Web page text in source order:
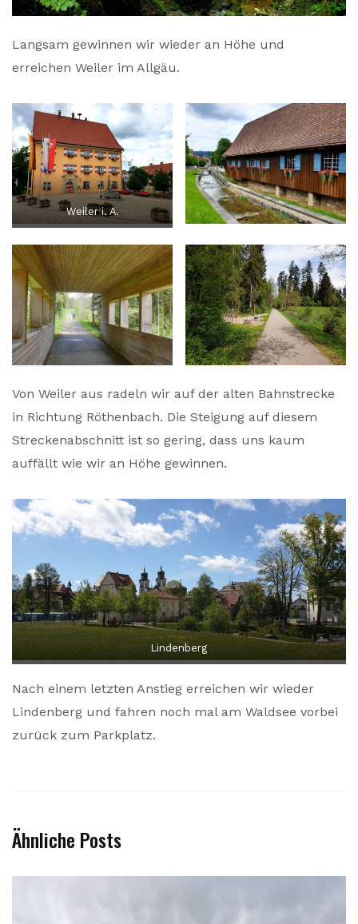
Langsam gewinnen wir wieder an Höhe und
erreichen Weiler im Allgäu.
Weiler i. A.
Von Weiler aus radeln wir auf der alten Bahnstrecke
in Richtung Röthenbach. Die Steigung auf diesem
Streckenabschnitt ist so gering, dass uns kaum
auffällt wie wir an Höhe gewinnen.
Lindenberg
Nach einem letzten Anstieg erreichen wir wieder
Lindenberg und fahren noch mal am Waldsee vorbei
zurück zum Parkplatz.
Ähnliche Posts